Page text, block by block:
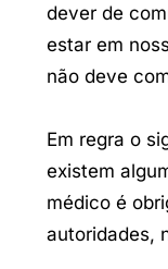
dever de
estar em
não deve
Em regra o
existem
médico é
autoridades,